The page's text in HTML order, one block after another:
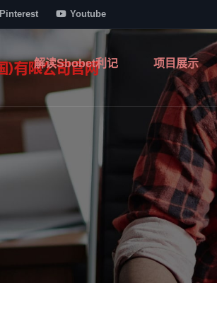
Pinterest Youtube
解读sbobet利记 项目展示